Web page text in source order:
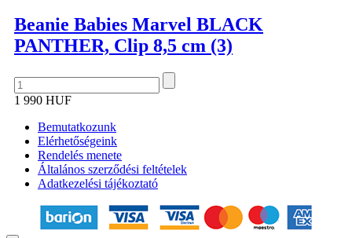
Beanie Babies Marvel BLACK
PANTHER, Clip 8,5 cm (3)
1 990 HUF
Bemutatkozunk
Elérhetőségeink
Rendelés menete
Általános szerződési feltételek
Adatkezelési tájékoztató